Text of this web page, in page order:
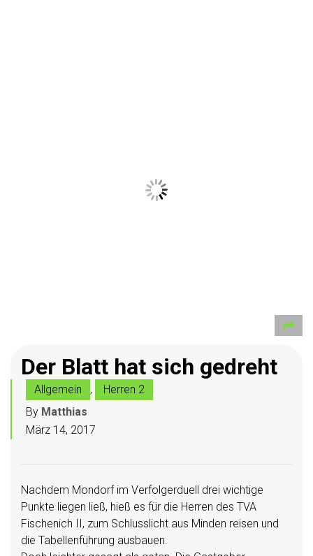
Der Blatt hat sich gedreht
Allgemein ,
Herren 2
By Matthias
März 14, 2017
Nachdem Mondorf im Verfolgerduell drei wichtige
Punkte liegen ließ, hieß es für die Herren des TVA
Fischenich II, zum Schlusslicht aus Minden reisen und
die Tabellenführung ausbauen.